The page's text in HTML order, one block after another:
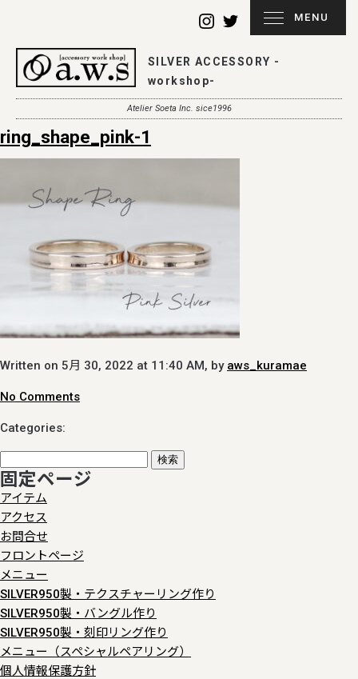
SILVER ACCESSORY -
workshop-
Atelier Soeta Inc. sice1996
MENU
ring_shape_pink-1
Written on 5月 30, 2022 at 11:40 AM, by aws_kuramae
No Comments
Categories:
索:
固定ページ
アイテム
アクセス
お問合せ
フロントページ
メニュー
SILVER950製・テクスチャーリング作り
SILVER950製・バングル作り
SILVER950製・刻印リング作り
メニュー（スペシャルペアリング）
個人情報保護方針